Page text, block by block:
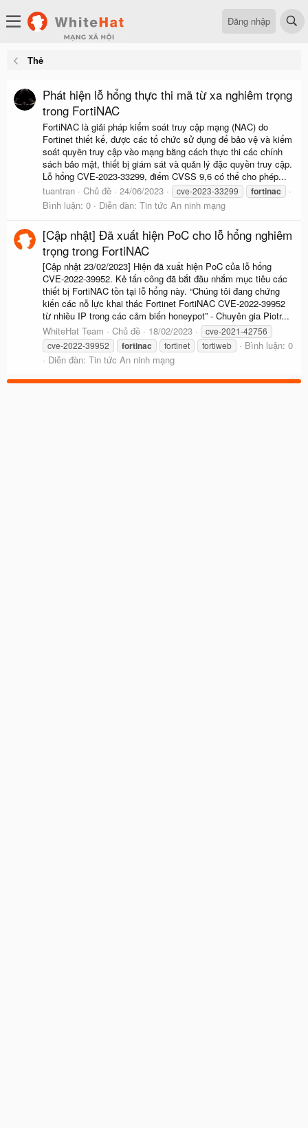
Đăng nhập
Thẻ
Phát hiện lỗ hổng thực thi mã từ xa nghiêm trọng
trong FortiNAC
FortiNAC là giải pháp kiểm soát truy cập mạng (NAC) do
Fortinet thiết kế, được các tổ chức sử dụng để bảo vệ và kiểm
soát quyền truy cập vào mạng bằng cách thực thi các chính
sách bảo mật, thiết bị giám sát và quản lý đặc quyền truy cập.
Lỗ hổng CVE-2023-33299, điểm CVSS 9,6 có thể cho phép...
tuantran
Chủ đề 24/06/2023 cve-2023-33299 fortinac
Bình luận: 0 Diễn đàn: Tin tức An ninh mạng
[Cập nhật] Đã xuất hiện PoC cho lỗ hổng nghiêm
trọng trong FortiNAC
[Cập nhật 23/02/2023] Hiện đã xuất hiện PoC của lỗ hổng
CVE-2022-39952. Kẻ tấn công đã bắt đầu nhắm mục tiêu các
thiết bị FortiNAC tồn tại lỗ hổng này. “Chúng tôi đang chứng
kiến các nỗ lực khai thác Fortinet FortiNAC CVE-2022-39952
từ nhiều IP trong các cảm biến honeypot” - Chuyên gia Piotr...
WhiteHat Team
Chủ đề 18/02/2023
cve-2021-42756
cve-2022-39952
fortinac fortinet fortiweb
Bình luận: 0
Diễn đàn: Tin tức An ninh mạng